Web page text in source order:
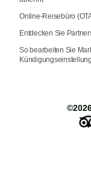
Online-Reisebüro
Entdecken Sie
So bearbeiten Sie